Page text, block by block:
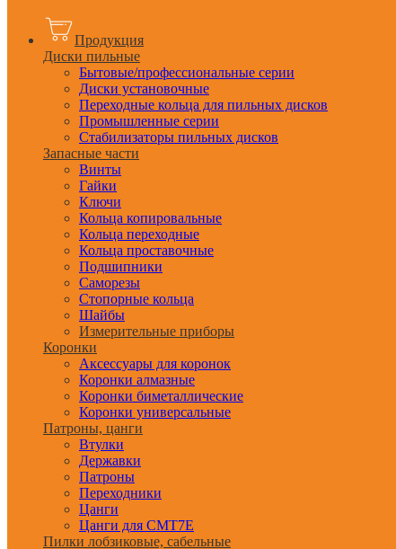
Продукция
Диски пильные
Бытовые/профессиональные серии
Диски установочные
Переходные кольца для пильных дисков
Промышленные серии
Стабилизаторы пильных дисков
Запасные части
Винты
Гайки
Ключи
Кольца копировальные
Кольца переходные
Кольца проставочные
Подшипники
Саморезы
Стопорные кольца
Шайбы
Измерительные приборы
Коронки
Аксессуары для коронок
Коронки алмазные
Коронки биметаллические
Коронки универсальные
Патроны, цанги
Втулки
Державки
Патроны
Переходники
Цанги
Цанги для CMT7E
Пилки лобзиковые, сабельные